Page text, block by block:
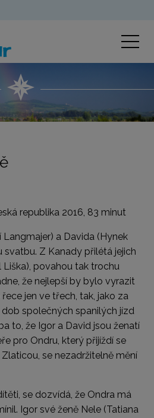
republika 2016, 83 minut
Langmajer) a Davida (Hynek
svatbu. Z Kanady přilétá jejich
Liška), povahou tak trochu
že nejlepší by bylo vyrazit
jen ve třech, tak, jako za
společných spanilých jízd
to, že Igor a David jsou ženatí
pro Ondru, který přijíždí se
se nezadržitelně mění
se dozvídá, že Ondra má
Igor své ženě Nele (Tatiana